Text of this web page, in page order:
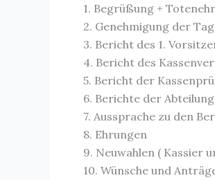
1. Begrüßung +
2. Genehmigung der
3. Bericht des 1.
4. Bericht des
5. Bericht der
6. Berichte der
7. Aussprache zu den
8. Ehrungen
9. Neuwahlen ( Kassier
10. Wünsche und